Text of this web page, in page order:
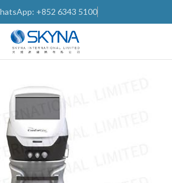
+852 6343 5100